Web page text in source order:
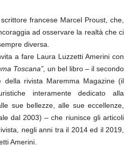
francese Marcel Proust, che,
ad osservare la realtà che ci
diversa.
a fare Laura Luzzetti Amerini con
Toscana”, un bel libro – il secondo
della rivista Maremma Magazine (il
interamente dedicato alla
sue bellezze, alle sue eccellenze,
dal 2003) – che riunisce gli articoli
negli anni tra il 2014 ed il 2019,
Amerini.